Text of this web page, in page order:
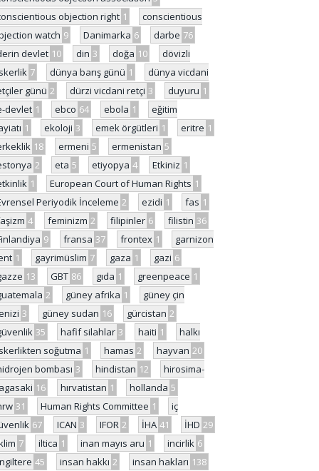
objection right 1
conscientious
watch 9 Danimarka 6 darbe 76
devlet 10 din 3 doğa 10
dövizli
7 dünya barış günü 1
dünya vicdani
günü 2 dürzi vicdani retçi 3 duyuru 1
devlet 1 ebco 64 ebola 1
eğitim
1 ekoloji 3 emek örgütleri 1 eritre 1
18 ermeni 5 ermenistan 5
2 eta 5 etiyopya 4 Etkiniz 1
1 European Court of Human Rights 1
Periyodik İnceleme 2 ezidi 1 fas 1
4 feminizm 2 filipinler 6 filistin 36
9 fransa 37 frontex 1
garnizon
1 gayrimüslim 7 gaza 1 gazi 6
13 GBT 86 gıda 1 greenpeace 1
2 güney afrika 1
güney çin
3 güney sudan 16 gürcistan 2
35 hafif silahlar 3 haiti 1
halkı
soğutma 1 hamas 2 hayvan 20
bombası 3 hindistan 12
hirosima-
16 hırvatistan 1 hollanda 5
31 Human Rights Committee 1
iç
67 ICAN 3 IFOR 2 İHA 41 İHD 29
7 iltica 1 inan mayıs aru 1 incirlik 6
45 insan hakkı 2 insan hakları 138